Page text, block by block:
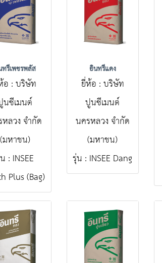
รีเพชรพลัส
อ : บริษัท
นซีเมนต์
ลวง จํากัด
(มหาชน)
: INSEE
Plus (Bag)
อินทรีแดง
ยี่ห้อ : บริษัท
ปูนซีเมนต์
นครหลวง จํากัด
(มหาชน)
รุ่น : INSEE Dang